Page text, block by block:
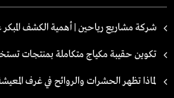
شركة مشاريع رياحين | أهمية الكشف المبكر
تكوين حقيبة مكياج متكاملة بمنتجات
لماذا تظهر الحشرات والروائح في غرف